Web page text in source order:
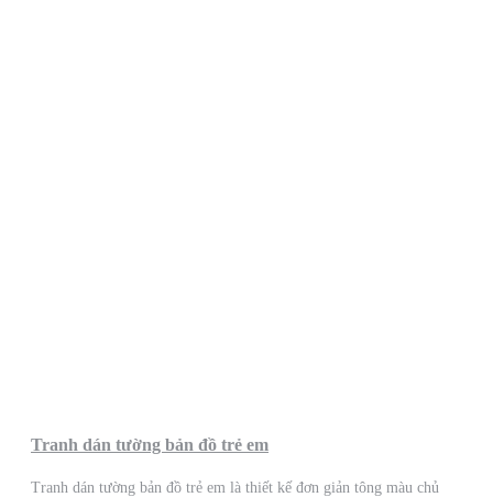
Tranh dán tường bản đồ trẻ em
Tranh dán tường bản đồ trẻ em là thiết kế đơn giản tông màu chủ